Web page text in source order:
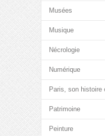
Musées
Musique
Nécrologie
Numérique
Paris, son histoire
Patrimoine
Peinture